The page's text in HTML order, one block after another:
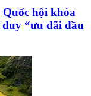
hội khóa
“ưu đãi đầu